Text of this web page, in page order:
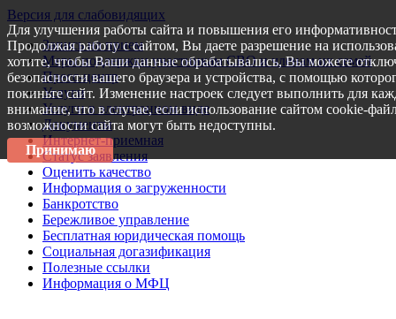
Версия для слабовидящих
Запись на прием
Меры поддержки участникам СВО и членам их семей
Пресс-центр
Услуги
Услуги в электронном виде
Документы
Интернет-приемная
Статус заявления
Оценить качество
Информация о загруженности
Банкротство
Бережливое управление
Бесплатная юридическая помощь
Социальная догазификация
Полезные ссылки
Информация о МФЦ
Для улучшения работы сайта и повышения его
Продолжая работу с сайтом, Вы даете разрешение на
хотите, чтобы Ваши данные обрабатывались, Вы можете
безопасности вашего браузера и устройства, с помощью
покиньте сайт. Изменение настроек следует выполнить для
внимание, что в случае, если использование сайтом cookie-
возможности сайта могут быть недоступны.
Принимаю